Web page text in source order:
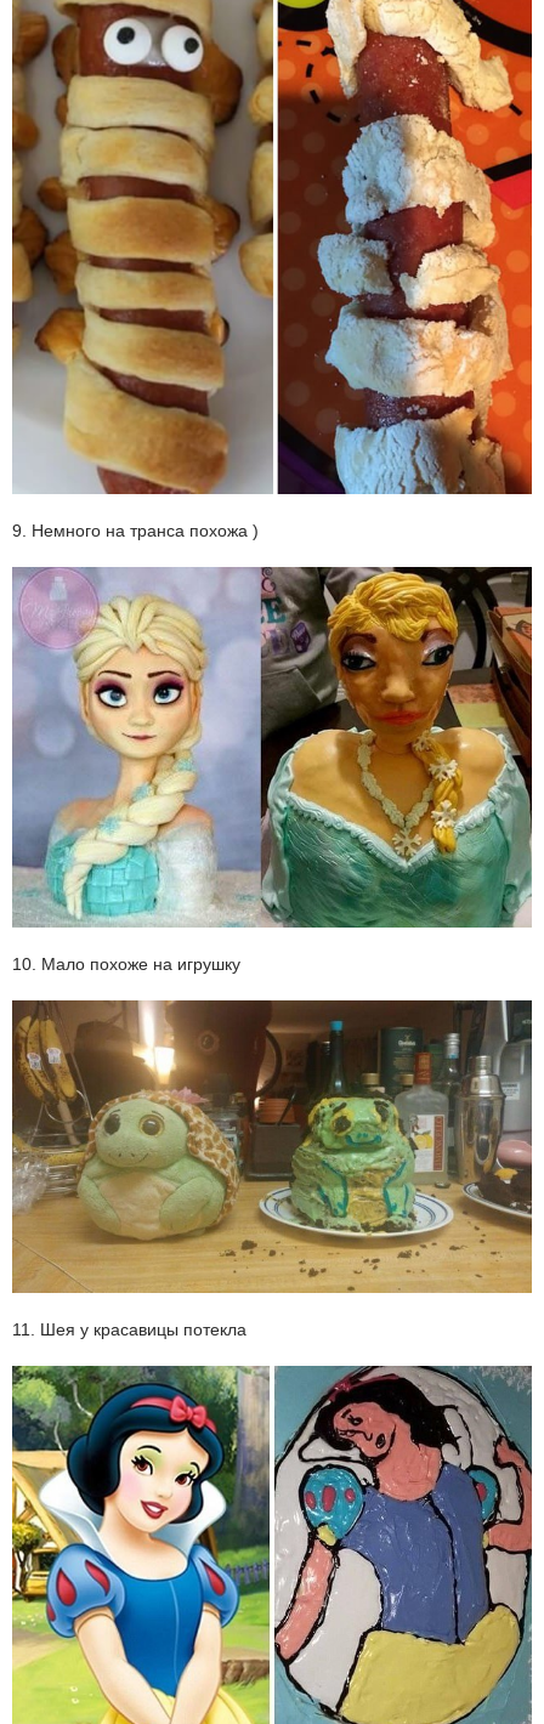
9. Немного на транса похожа )
10. Мало похоже на игрушку
11. Шея у красавицы потекла